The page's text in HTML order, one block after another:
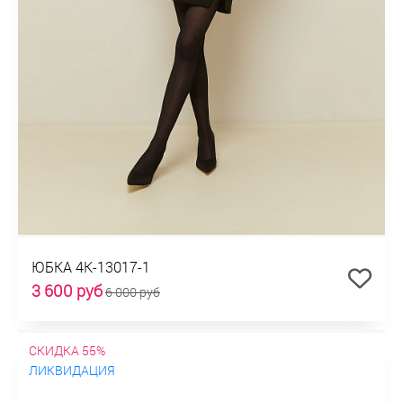
ЮБКА 4К-13017-1
3 600 руб6 000 руб
СКИДКА 55%
ЛИКВИДАЦИЯ